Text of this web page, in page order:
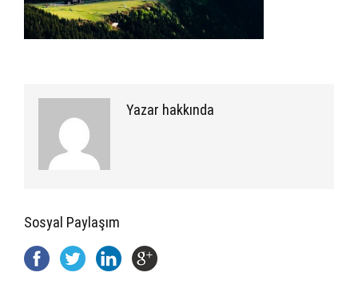
Yazar hakkında
Sosyal Paylaşım